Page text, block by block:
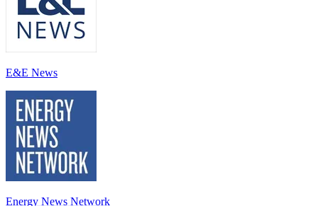
E&E News
Energy News Network